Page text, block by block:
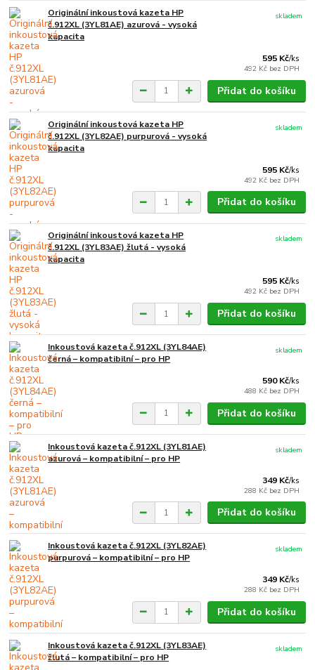
Originální inkoustová kazeta HP
č.912XL (3YL81AE) azurová - vysoká
kapacita
595 Kč/ks
492 Kč bez DPH
skladem
Přidat do košíku
Originální inkoustová kazeta HP
č.912XL (3YL82AE) purpurová - vysoká
kapacita
595 Kč/ks
492 Kč bez DPH
skladem
Přidat do košíku
Originální inkoustová kazeta HP
č.912XL (3YL83AE) žlutá - vysoká
kapacita
595 Kč/ks
492 Kč bez DPH
skladem
Přidat do košíku
Inkoustová kazeta č.912XL (3YL84AE)
černá – kompatibilní – pro HP
590 Kč/ks
488 Kč bez DPH
skladem
Přidat do košíku
Inkoustová kazeta č.912XL (3YL81AE)
azurová – kompatibilní – pro HP
349 Kč/ks
288 Kč bez DPH
skladem
Přidat do košíku
Inkoustová kazeta č.912XL (3YL82AE)
purpurová – kompatibilní – pro HP
349 Kč/ks
288 Kč bez DPH
skladem
Přidat do košíku
Inkoustová kazeta č.912XL (3YL83AE)
žlutá – kompatibilní – pro HP
skladem